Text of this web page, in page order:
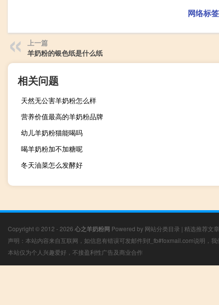
网络标
上一篇
羊奶粉的银色纸是什么纸
相关问题
天然无公害羊奶粉怎么样
营养价值最高的羊奶粉品牌
幼儿羊奶粉猫能喝吗
喝羊奶粉加不加糖呢
冬天油菜怎么发酵好
Copyright © 2012 - 2026 心之羊奶粉网 Powered by 网站分类目录 | 精选推荐文章
声明：本站内容来自互联网，如信息有错误可发邮件到f_fb#foxmail.com说明，
本站仅为个人兴趣爱好，不接盈利性广告及商业合作